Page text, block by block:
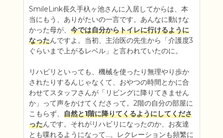
SmileLink長久手杁ヶ池さんに入居してからは、本
当にもう、ありがたいの一言です。あんなに動けな
かった母が、 今では自分からトイレに行けるように
なったんですよ。当初、主治医の先生から「介護度3
ぐらいまで上がるレベル」と言われていたのに。
リハビリといっても、機械を使ったり無理やり歩か
されたりするんじゃなくて、おやつの時間とかに合
わせてスタッフさんが「リビングに降りてきません
か」って声をかけてくださって。2階の自分の部屋に
こもらず、 自然と1階に降りてくるようにしてくださ
ったんです。それがリハビリになったのか、お友達
とも喋れるようになって...。レクレーションも頻繁に